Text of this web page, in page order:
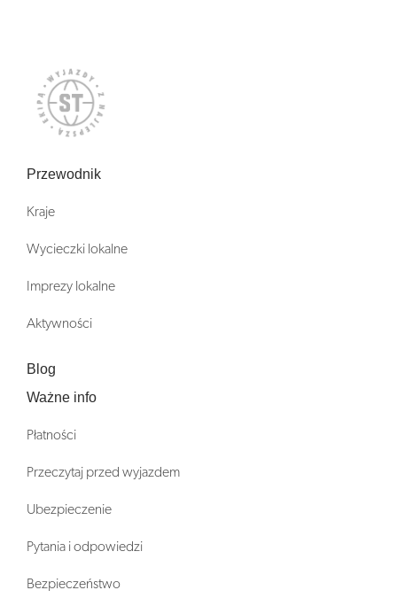
Przewodnik
Kraje
Wycieczki lokalne
Imprezy lokalne
Aktywności
Blog
Ważne info
Płatności
Przeczytaj przed wyjazdem
Ubezpieczenie
Pytania i odpowiedzi
Bezpieczeństwo